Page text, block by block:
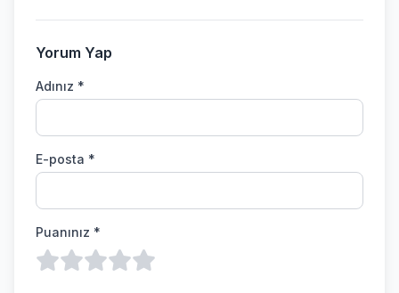
Yorum Yap
Adınız *
E-posta *
Puanınız *